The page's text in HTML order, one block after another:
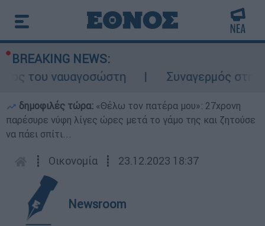
BREAKING NEWS:
του ναυαγοσώστη
Συναγερμός στην
δημοφιλές τώρα: «Θέλω τον πατέρα μου»: 27χρονη
παρέσυρε νύφη λίγες ώρες μετά το γάμο της και ζητούσε
να πάει σπίτι...
┋ Οικονομία ┋ 23.12.2023 18:37
Newsroom